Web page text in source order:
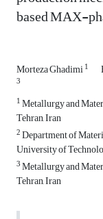
based MAX-
Morteza Ghadimi1
3
1Metallurgy and
Tehran, Iran
2Department of
University of
3Metallurgy and
Tehran, Iran